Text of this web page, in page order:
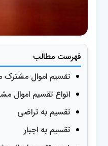
فهرست مطالب
تقسیم اموال مشترک
انواع تقسیم اموال
تقسیم به تراضی
تقسیم به اجبار